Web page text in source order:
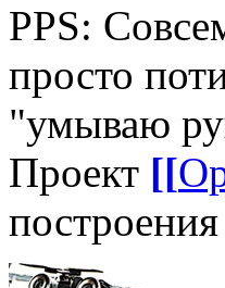
PPS:
просто
"умываю
Проект [[